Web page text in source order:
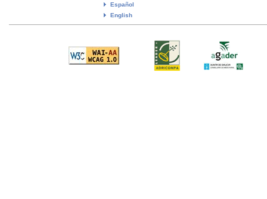
Español
English